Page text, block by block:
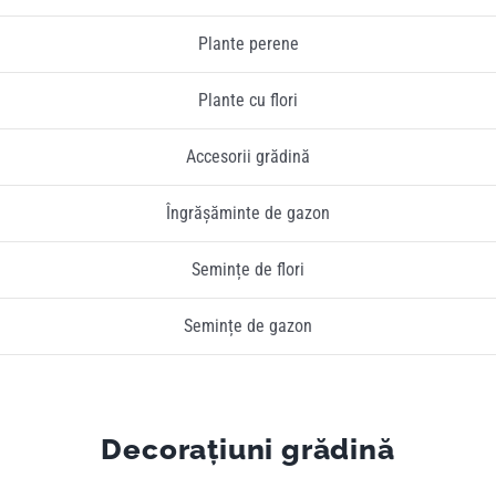
Plante perene
Plante cu flori
Accesorii grădină
Îngrășăminte de gazon
Semințe de flori
Semințe de gazon
Decorațiuni grădină